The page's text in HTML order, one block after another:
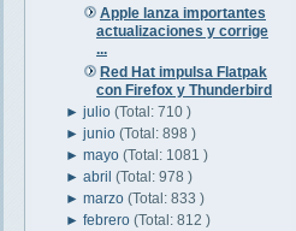
Apple lanza importantes
actualizaciones y corrige
...
Red Hat impulsa Flatpak
con Firefox y Thunderbird
►julio(Total: 710 )
►junio(Total: 898 )
►mayo(Total: 1081 )
►abril(Total: 978 )
►marzo(Total: 833 )
►febrero(Total: 812 )